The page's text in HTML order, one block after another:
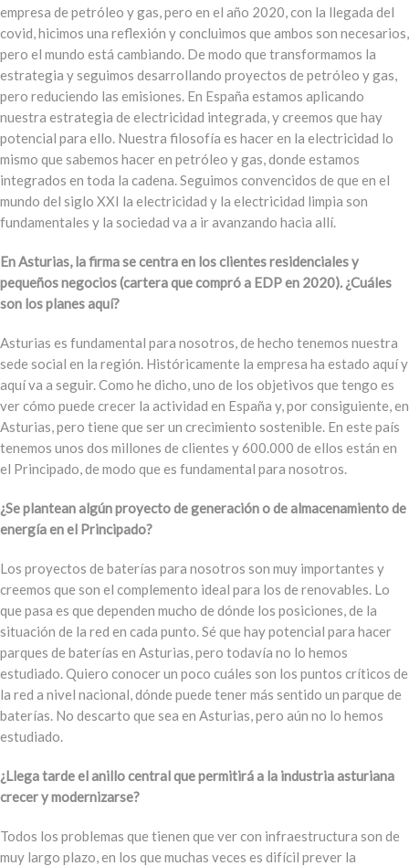
empresa de petróleo y gas, pero en el año 2020, con la llegada del
covid, hicimos una reflexión y concluimos que ambos son necesarios,
pero el mundo está cambiando. De modo que transformamos la
estrategia y seguimos desarrollando proyectos de petróleo y gas,
pero reduciendo las emisiones. En España estamos aplicando
nuestra estrategia de electricidad integrada, y creemos que hay
potencial para ello. Nuestra filosofía es hacer en la electricidad lo
mismo que sabemos hacer en petróleo y gas, donde estamos
integrados en toda la cadena. Seguimos convencidos de que en el
mundo del siglo XXI la electricidad y la electricidad limpia son
fundamentales y la sociedad va a ir avanzando hacia allí.
En Asturias, la firma se centra en los clientes residenciales y
pequeños negocios (cartera que compró a EDP en 2020). ¿Cuáles
son los planes aquí?
Asturias es fundamental para nosotros, de hecho tenemos nuestra
sede social en la región. Históricamente la empresa ha estado aquí y
aquí va a seguir. Como he dicho, uno de los objetivos que tengo es
ver cómo puede crecer la actividad en España y, por consiguiente, en
Asturias, pero tiene que ser un crecimiento sostenible. En este país
tenemos unos dos millones de clientes y 600.000 de ellos están en
el Principado, de modo que es fundamental para nosotros.
¿Se plantean algún proyecto de generación o de almacenamiento de
energía en el Principado?
Los proyectos de baterías para nosotros son muy importantes y
creemos que son el complemento ideal para los de renovables. Lo
que pasa es que dependen mucho de dónde los posiciones, de la
situación de la red en cada punto. Sé que hay potencial para hacer
parques de baterías en Asturias, pero todavía no lo hemos
estudiado. Quiero conocer un poco cuáles son los puntos críticos de
la red a nivel nacional, dónde puede tener más sentido un parque de
baterías. No descarto que sea en Asturias, pero aún no lo hemos
estudiado.
¿Llega tarde el anillo central que permitirá a la industria asturiana
crecer y modernizarse?
Todos los problemas que tienen que ver con infraestructura son de
muy largo plazo, en los que muchas veces es difícil prever la